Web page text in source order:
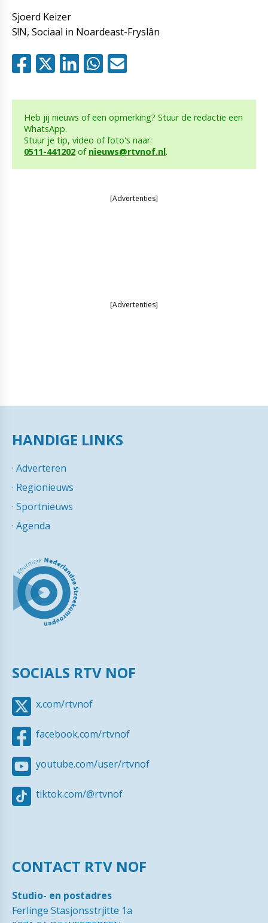
Sjoerd Keizer
S!N, Sociaal in Noardeast-Fryslân
Heb jij nieuws of een opmerking? Stuur de redactie een
WhatsApp.
Stuur je tip, video of foto's naar:
0511-441202 of nieuws@rtvnof.nl.
[Advertenties]
[Advertenties]
HANDIGE LINKS
· Adverteren
· Regionieuws
· Sportnieuws
· Agenda
SOCIALS RTV NOF
x.com/rtvnof
facebook.com/rtvnof
youtube.com/user/rtvnof
tiktok.com/@rtvnof
CONTACT RTV NOF
Studio- en postadres
Ferlinge Stasjonsstrjitte 1a